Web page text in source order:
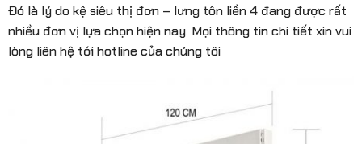
Đó là lý do kệ siêu thị đơn – lưng tôn liền 4 đang được rất
nhiều đơn vị lựa chọn hiện nay. Mọi thông tin chi tiết xin vui
lòng liên hệ tới hotline của chúng tôi